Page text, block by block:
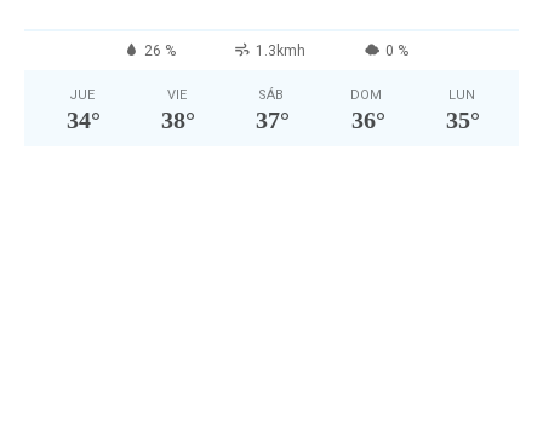
26 % 1.3kmh 0 %
JUE
34°
VIE
38°
SÁB
37°
DOM
36°
LUN
35°